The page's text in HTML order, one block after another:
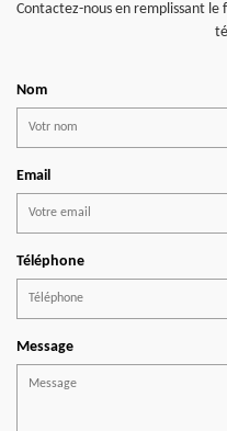
Contactez-nous en remplissant
Nom
Email
Téléphone
Message